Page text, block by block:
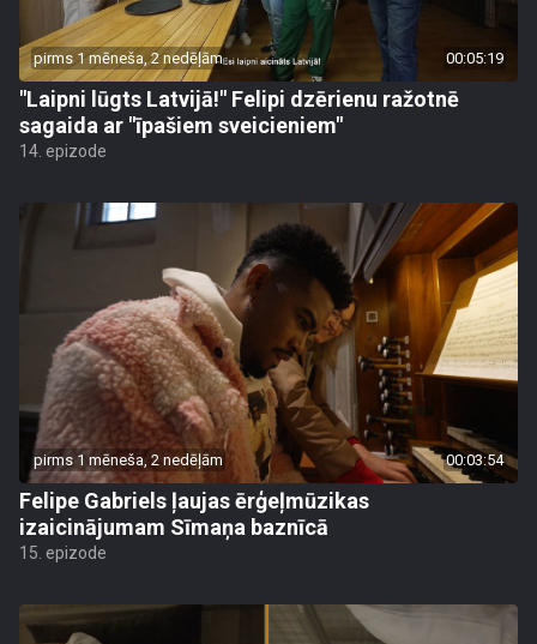
pirms 1 mēneša, 2 nedēļām 00:05:19
"Laipni lūgts Latvijā!" Felipi dzērienu ražotnē
sagaida ar "īpašiem sveicieniem"
14. epizode
pirms 1 mēneša, 2 nedēļām 00:03:54
Felipe Gabriels ļaujas ērģeļmūzikas
izaicinājumam Sīmaņa baznīcā
15. epizode